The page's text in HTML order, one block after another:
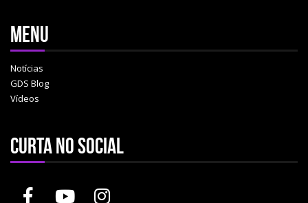
Menu
Notícias
GDS Blog
Vídeos
Curta no social